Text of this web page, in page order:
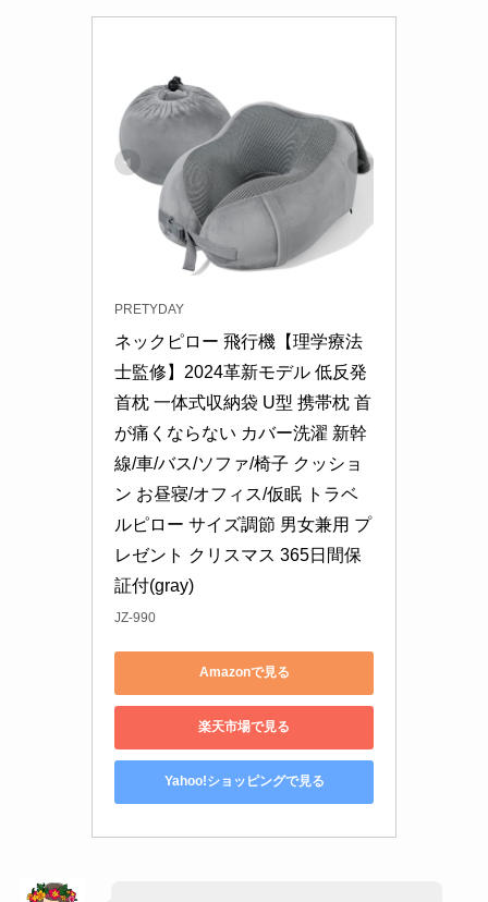
PRETYDAY
ネックピロー 飛行機【理学療法
士監修】2024革新モデル 低反発
首枕 一体式収納袋 U型 携帯枕 首
が痛くならない カバー洗濯 新幹
線/車/バス/ソファ/椅子 クッショ
ン お昼寝/オフィス/仮眠 トラベ
ルピロー サイズ調節 男女兼用 プ
レゼント クリスマス 365日間保
証付(gray)
JZ-990
Amazonで見る
楽天市場で見る
Yahoo!ショッピングで見る